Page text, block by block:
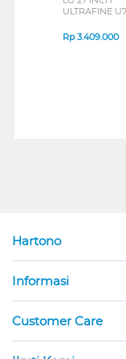
ULTRAFINE
B_G3
Rp3.409.000
Hartono
Informasi
Customer Care